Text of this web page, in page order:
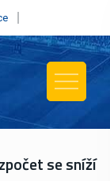
se sníží